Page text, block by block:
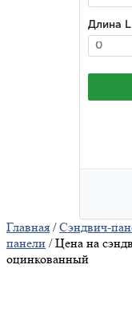
Главная /Сэндвич-
панели / Цена на
оцинкованный